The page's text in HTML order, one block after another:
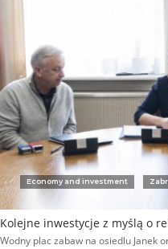
Economy and investment
Kolejne inwestycje z myślą o
Wodny plac zabaw na osiedlu Janek